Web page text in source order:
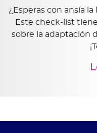
¿Esperas con ansía
Este check-list
sobre la adaptación